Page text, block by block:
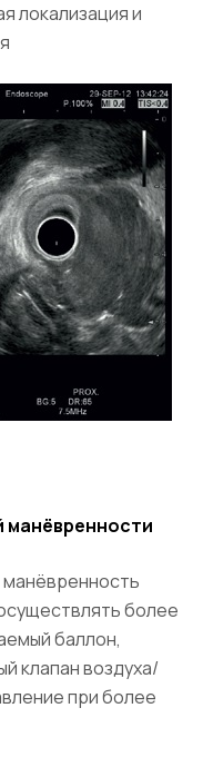
локализация и
манёвренности
манёвренность
более
баллон,
клапан воздуха/
при более